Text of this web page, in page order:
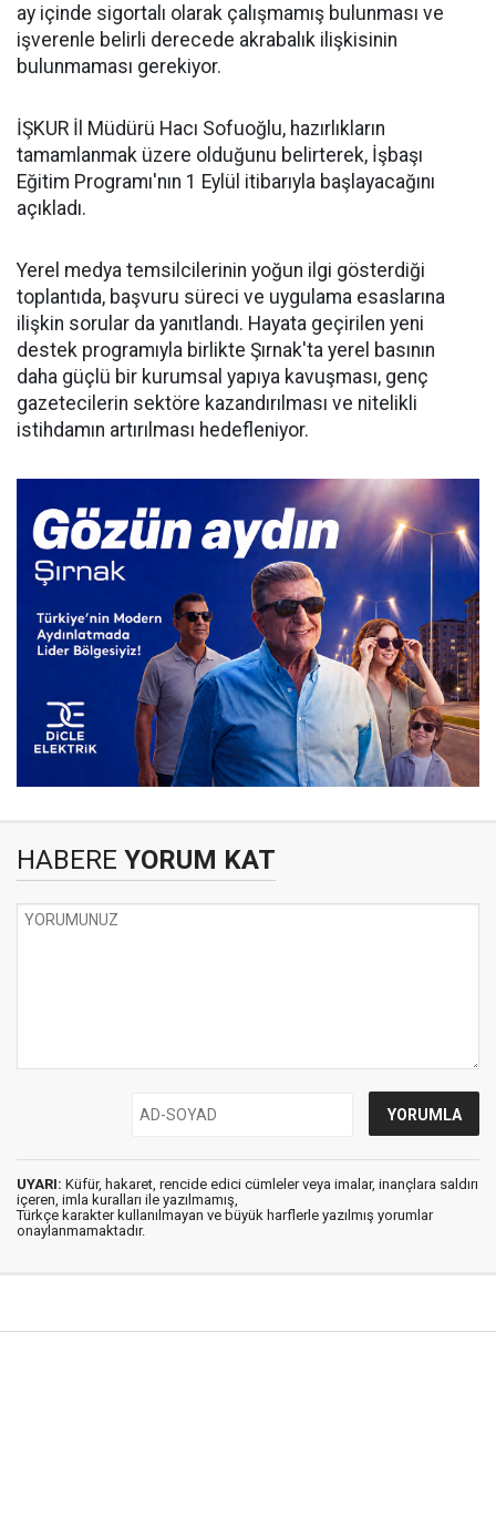
ay içinde sigortalı olarak çalışmamış bulunması ve
işverenle belirli derecede akrabalık ilişkisinin
bulunmaması gerekiyor.
İŞKUR İl Müdürü Hacı Sofuoğlu, hazırlıkların
tamamlanmak üzere olduğunu belirterek, İşbaşı
Eğitim Programı'nın 1 Eylül itibarıyla başlayacağını
açıkladı.
Yerel medya temsilcilerinin yoğun ilgi gösterdiği
toplantıda, başvuru süreci ve uygulama esaslarına
ilişkin sorular da yanıtlandı. Hayata geçirilen yeni
destek programıyla birlikte Şırnak'ta yerel basının
daha güçlü bir kurumsal yapıya kavuşması, genç
gazetecilerin sektöre kazandırılması ve nitelikli
istihdamın artırılması hedefleniyor.
HABERE YORUM KAT
UYARI: Küfür, hakaret, rencide edici cümleler veya imalar, inançlara saldırı
içeren, imla kuralları ile yazılmamış,
Türkçe karakter kullanılmayan ve büyük harflerle yazılmış yorumlar
onaylanmamaktadır.